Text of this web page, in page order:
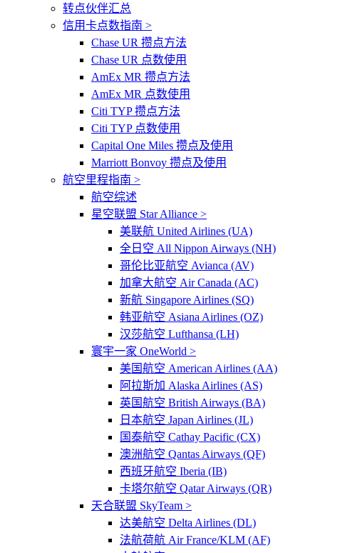
转点伙伴汇总
信用卡点数指南 >
Chase UR 攒点方法
Chase UR 点数使用
AmEx MR 攒点方法
AmEx MR 点数使用
Citi TYP 攒点方法
Citi TYP 点数使用
Capital One Miles 攒点及使用
Marriott Bonvoy 攒点及使用
航空里程指南 >
航空综述
星空联盟 Star Alliance >
美联航 United Airlines (UA)
全日空 All Nippon Airways (NH)
哥伦比亚航空 Avianca (AV)
加拿大航空 Air Canada (AC)
新航 Singapore Airlines (SQ)
韩亚航空 Asiana Airlines (OZ)
汉莎航空 Lufthansa (LH)
寰宇一家 OneWorld >
美国航空 American Airlines (AA)
阿拉斯加 Alaska Airlines (AS)
英国航空 British Airways (BA)
日本航空 Japan Airlines (JL)
国泰航空 Cathay Pacific (CX)
澳洲航空 Qantas Airways (QF)
西班牙航空 Iberia (IB)
卡塔尔航空 Qatar Airways (QR)
天合联盟 SkyTeam >
达美航空 Delta Airlines (DL)
法航荷航 Air France/KLM (AF)